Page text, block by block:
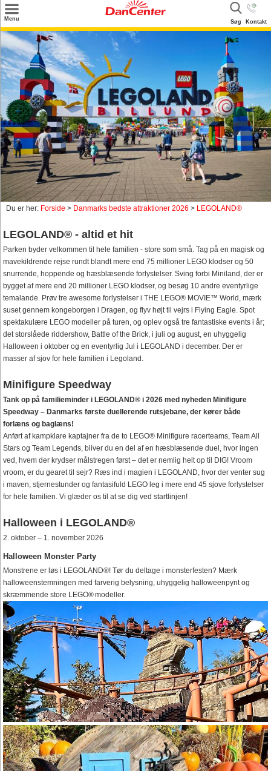
Menu Søg Kontakt
Søg
Tilbud
Destinationer
Inspiration
Info
Kontakt
Udlejning af sommerhus
Ejer
Du er her: Forside > Danmarks bedste attraktioner 2026 > LEGOLAND®
LEGOLAND® - altid et hit
Parken byder velkommen til hele familien - store som små. Tag på en magisk og
mavekildrende rejse rundt blandt mere end 75 millioner LEGO klodser og 50
snurrende, hoppende og hæsblæsende forlystelser. Sving forbi Miniland, der er
bygget af mere end 20 millioner LEGO klodser, og besøg 10 andre eventyrlige
temalande. Prøv tre awesome forlystelser i THE LEGO® MOVIE™ World, mærk
suset gennem kongeborgen i Dragen, og flyv højt til vejrs i Flying Eagle. Spot
spektakulære LEGO modeller på turen, og oplev også tre fantastiske events i år;
det storslåede riddershow, Battle of the Brick, i juli og august, en uhyggelig
Halloween i oktober og en eventyrlig Jul i LEGOLAND i december. Der er
masser af sjov for hele familien i Legoland.
Minifigure Speedway
Tank op på familieminder i LEGOLAND® i 2026 med nyheden Minifigure
Speedway – Danmarks første duellerende rutsjebane, der kører både
forlæns og baglæns!
Anført af kampklare kaptajner fra de to LEGO® Minifigure racerteams, Team All
Stars og Team Legends, bliver du en del af en hæsblæsende duel, hvor ingen
ved, hvem der krydser målstregen først – det er nemlig helt op til DIG! Vroom
vroom, er du gearet til sejr? Ræs ind i magien i LEGOLAND, hvor der venter sug
i maven, stjernestunder og fantasifuld LEGO leg i mere end 45 sjove forlystelser
for hele familien. Vi glæder os til at se dig ved startlinjen!
Halloween i LEGOLAND®
2. oktober – 1. november 2026
Halloween Monster Party
Monstrene er løs i LEGOLAND®! Tør du deltage i monsterfesten? Mærk
halloweenstemningen med farverig belysning, uhyggelig halloweenpynt og
skræmmende store LEGO® modeller.